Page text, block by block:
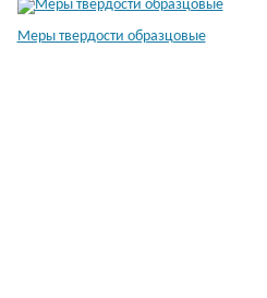
Меры твердости образцовые